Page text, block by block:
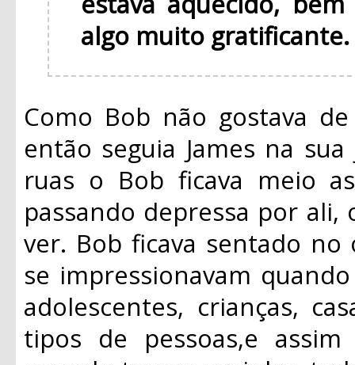
algo muito gratificante.
Como Bob não gostava
então seguia James na
ruas o Bob ficava meio
passando depressa por
ver. Bob ficava sentado
se impressionavam
adolescentes, crianças,
tipos de pessoas,e